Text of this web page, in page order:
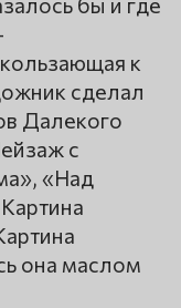
к
сделал
Далекого
с
«Над
она маслом